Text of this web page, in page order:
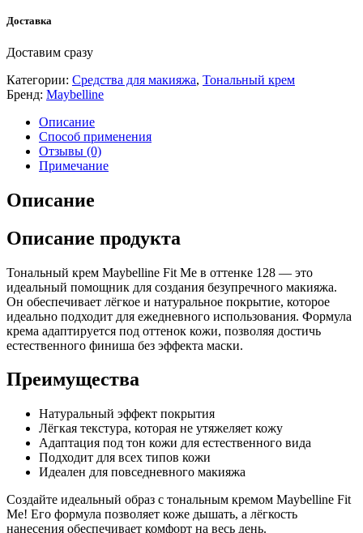
Доставка
Доставим сразу
Категории: Средства для макияжа, Тональный крем
Бренд: Maybelline
Описание
Способ применения
Отзывы (0)
Примечание
Описание
Описание продукта
Тональный крем Maybelline Fit Me в оттенке 128 — это
идеальный помощник для создания безупречного макияжа.
Он обеспечивает лёгкое и натуральное покрытие, которое
идеально подходит для ежедневного использования. Формула
крема адаптируется под оттенок кожи, позволяя достичь
естественного финиша без эффекта маски.
Преимущества
Натуральный эффект покрытия
Лёгкая текстура, которая не утяжеляет кожу
Aдаптация под тон кожи для естественного вида
Подходит для всех типов кожи
Идеален для повседневного макияжа
Создайте идеальный образ с тональным кремом Maybelline Fit
Me! Его формула позволяет коже дышать, а лёгкость
нанесения обеспечивает комфорт на весь день.